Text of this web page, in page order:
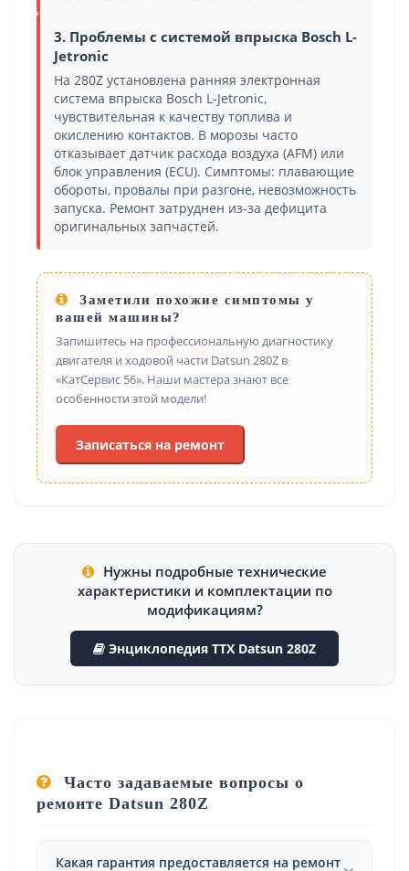
3. Проблемы с системой впрыска Bosch L-
Jetronic
На 280Z установлена ранняя электронная
система впрыска Bosch L-Jetronic,
чувствительная к качеству топлива и
окислению контактов. В морозы часто
отказывает датчик расхода воздуха (AFM) или
блок управления (ECU). Симптомы: плавающие
обороты, провалы при разгоне, невозможность
запуска. Ремонт затруднен из-за дефицита
оригинальных запчастей.
Заметили похожие симптомы у
вашей машины?
Запишитесь на профессиональную диагностику
двигателя и ходовой части Datsun 280Z в
«КатСервис 56». Наши мастера знают все
особенности этой модели!
Записаться на ремонт
Нужны подробные технические
характеристики и комплектации по
модификациям?
Энциклопедия ТТХ Datsun 280Z
Часто задаваемые вопросы о
ремонте Datsun 280Z
Какая гарантия предоставляется на ремонт